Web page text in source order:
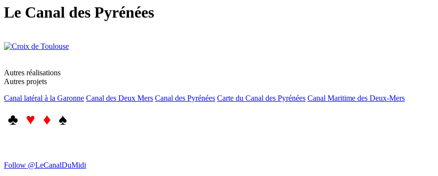
Le Canal des Pyrénées
Autres réalisations
Autres projets
Canal latéral à la Garonne Canal des Deux Mers Canal des Pyrénées Carte du Canal des Pyrénées Canal Maritime des Deux-Mers
♣ ♥ ♦ ♠
Follow @LeCanalDuMidi